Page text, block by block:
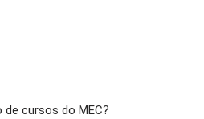
cursos do MEC?